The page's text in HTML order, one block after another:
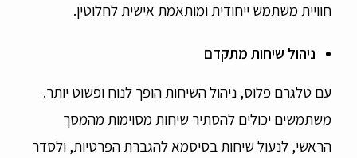
חוויית משתמש ייחודית ומותאמת אישית לחלוטין.
ניהול שיחות מתקדם
עם טלגרם פלוס, ניהול השיחות הופך לנוח ופשוט יותר.
משתמשים יכולים להסתיר שיחות מסוימות מהמסך
הראשי, לנעול שיחות בסיסמא להגברת הפרטיות, ולסדר